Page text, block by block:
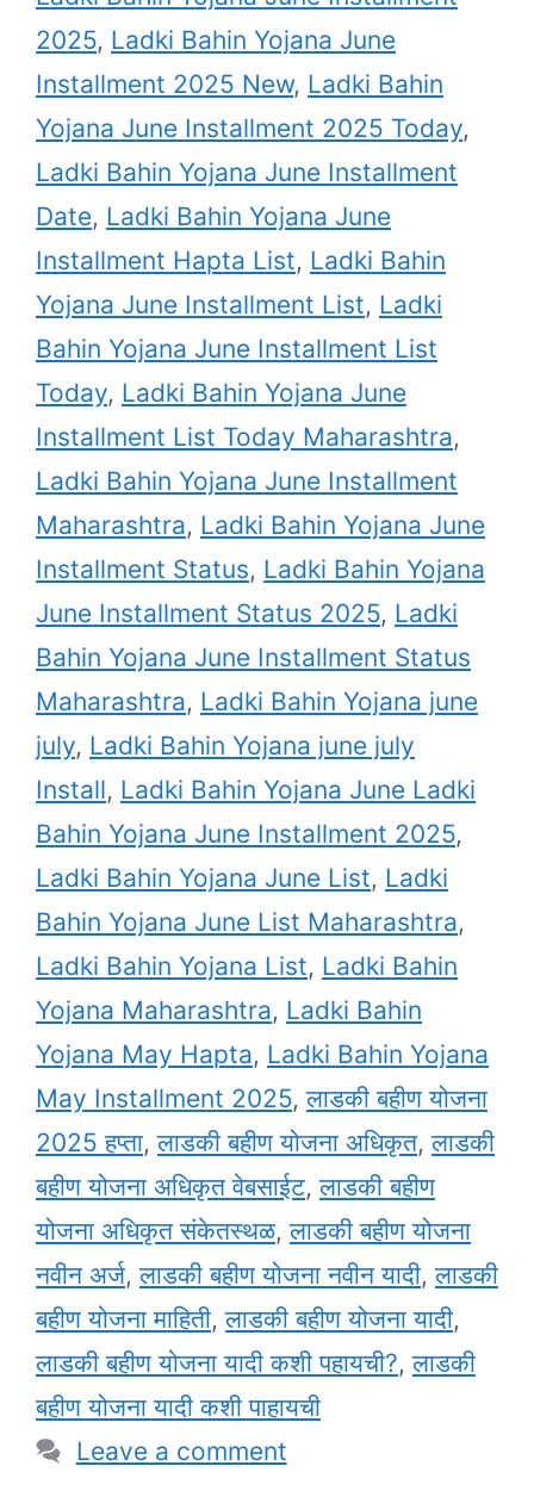
2025, Ladki Bahin Yojana June
Installment 2025 New, Ladki Bahin
Yojana June Installment 2025 Today,
Ladki Bahin Yojana June Installment
Date, Ladki Bahin Yojana June
Installment Hapta List, Ladki Bahin
Yojana June Installment List, Ladki
Bahin Yojana June Installment List
Today, Ladki Bahin Yojana June
Installment List Today Maharashtra,
Ladki Bahin Yojana June Installment
Maharashtra, Ladki Bahin Yojana June
Installment Status, Ladki Bahin Yojana
June Installment Status 2025, Ladki
Bahin Yojana June Installment Status
Maharashtra, Ladki Bahin Yojana june
july, Ladki Bahin Yojana june july
Install, Ladki Bahin Yojana June Ladki
Bahin Yojana June Installment 2025,
Ladki Bahin Yojana June List, Ladki
Bahin Yojana June List Maharashtra,
Ladki Bahin Yojana List, Ladki Bahin
Yojana Maharashtra, Ladki Bahin
Yojana May Hapta, Ladki Bahin Yojana
May Installment 2025,लाडकी बहीण योजना
2025 हप्ता,लाडकी बहीण योजना अधिकृत,लाडकी
बहीण योजना अधिकृत वेबसाईट,लाडकी बहीण
योजना अधिकृत संकेतस्थळ,लाडकी बहीण योजना
नवीन अर्ज,लाडकी बहीण योजना नवीन यादी,लाडकी
बहीण योजना माहिती,लाडकी बहीण योजना यादी,
लाडकी बहीण योजना यादी कशी पहायची?,लाडकी
बहीण योजना यादी कशी पाहायची
Leave a comment